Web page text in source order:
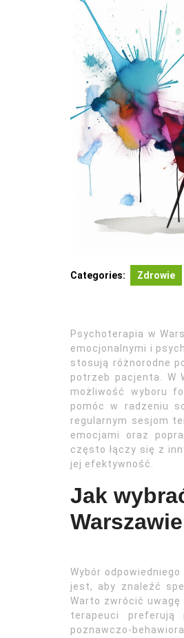
Categories: Zdrowie
Psychoterapia w
emocjonalnymi i
stosują różnorodne
potrzeb pacjenta. W
możliwość wyboru
pomóc w radzeniu
regularnym sesjom
emocjami oraz
często łączy się z
jej efektywność.
Jak
Warszawie
Wybór
jest, aby znaleźć
Warto zwrócić
terapeuci preferują
poznawczo-